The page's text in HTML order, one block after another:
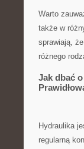
Warto
także w​
⁣sprawiają,
różnego
Jak​ dbać
Hydraulika
regularną